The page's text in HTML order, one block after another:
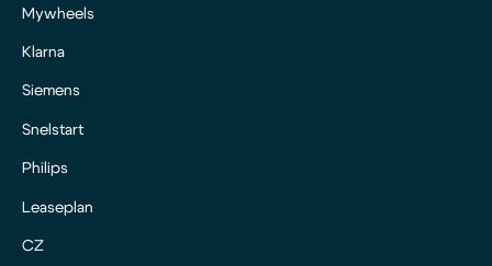
Mywheels
Klarna
Siemens
Snelstart
Philips
Leaseplan
CZ